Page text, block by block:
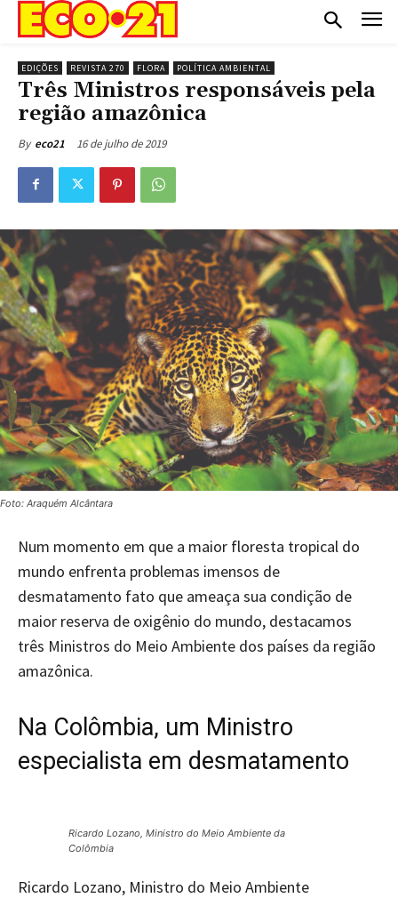
EDIÇÕES REVISTA 270 FLORA POLÍTICA AMBIENTAL
Três Ministros responsáveis pela
região amazônica
By eco21 16 de julho de 2019
Foto: Araquém Alcântara
Num momento em que a maior floresta tropical do
mundo enfrenta problemas imensos de
desmatamento fato que ameaça sua condição de
maior reserva de oxigênio do mundo, destacamos
três Ministros do Meio Ambiente dos países da região
amazônica.
Na Colômbia, um Ministro
especialista em desmatamento
Ricardo Lozano, Ministro do Meio Ambiente da
Colômbia
Ricardo Lozano, Ministro do Meio Ambiente